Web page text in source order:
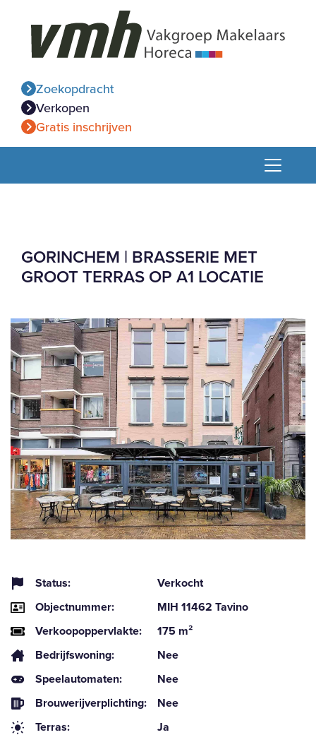
Zoekopdracht
Verkopen
Gratis inschrijven
GORINCHEM | BRASSERIE MET
GROOT TERRAS OP A1 LOCATIE
Status:
Verkocht
Objectnummer:
MIH 11462 Tavino
Verkoopoppervlakte:
175 m²
Bedrijfswoning:
Nee
Speelautomaten:
Nee
Brouwerijverplichting:
Nee
Terras:
Ja